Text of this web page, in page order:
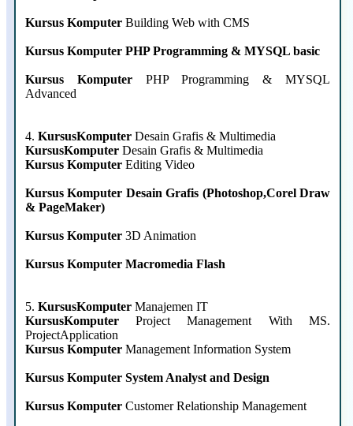
Kursus Komputer Building Web with CMS
Kursus Komputer PHP Programming & MYSQL basic
Kursus KomputerPHP Programming & MYSQL
Advanced
4. KursusKomputer Desain Grafis & Multimedia
KursusKomputer Desain Grafis & Multimedia
Kursus Komputer Editing Video
Kursus Komputer Desain Grafis (Photoshop,Corel Draw
& PageMaker)
Kursus Komputer 3D Animation
Kursus Komputer Macromedia Flash
5. KursusKomputer Manajemen IT
KursusKomputer Project Management With MS.
ProjectApplication
Kursus Komputer Management Information System
Kursus Komputer System Analyst and Design
Kursus Komputer Customer Relationship Management